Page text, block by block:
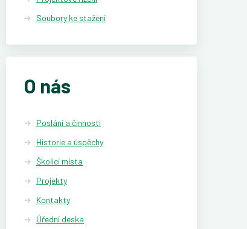
Soubory ke stažení
O nás
Poslání a činnosti
Historie a úspěchy
Školicí místa
Projekty
Kontakty
Úřední deska